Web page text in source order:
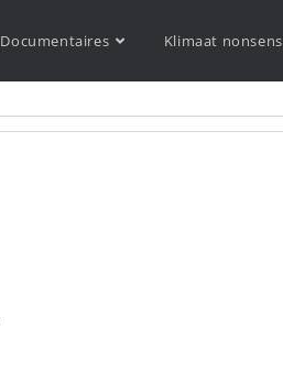
Documentaires Klimaat nonsens